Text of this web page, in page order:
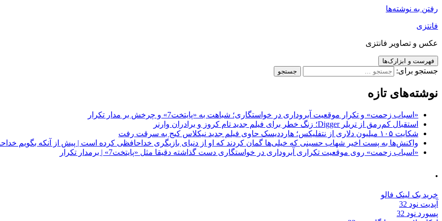
رفتن به نوشته‌ها
فانتزی
عکس و تصاویر فانتزی
فهرست و ابزارک‌ها
جستجو برای:
نوشته‌های تازه
«اسباب زحمت» و تکرار موقعیت آبروداری در خواستگاری؛ شباهت به «پایتخت7» و چرخش بر مدار تکرار
استقبال کم‌رمق از تریلر Digger؛ زنگ خطر برای فیلم جدید تام کروز و برادران وارنر
شکایت ۱۰۵ میلیون دلاری از نتفلیکس؛ هارددیسک حاوی فیلم جدید نیکلاس کیج به سرقت رفت
واکنش‌ها به پست اخیر شهاب حسینی که خیلی‌ها گمان کردند که او از دنیای بازیگری خداحافظی کرده است | پیش از آنکه بگویم
«اسباب زحمت» روی موقعیت تکراری آبروداری در خواستگاری دست گذاشته دقیقا مثل «پایتخت7» | برمدار تکرار
.
خرید بک لینک فالو
آپدیت نود 32
پسورد نود 32